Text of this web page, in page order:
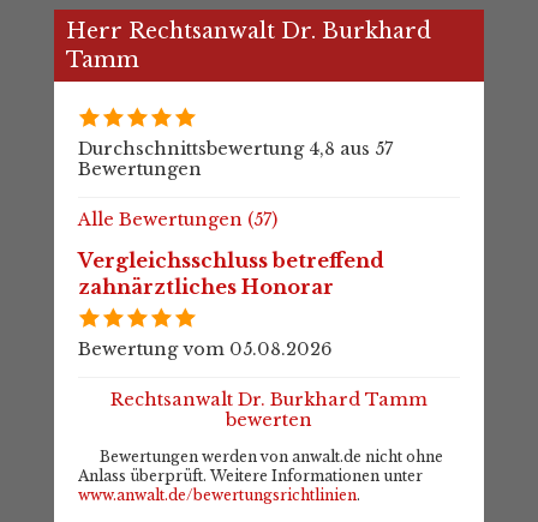
Herr Rechtsanwalt Dr. Burkhard
Tamm
Durchschnittsbewertung 4,8 aus 57
Bewertungen
Alle Bewertungen (57)
Vergleichsschluss betreffend
zahnärztliches Honorar
Bewertung vom 05.08.2026
Rechtsanwalt Dr. Burkhard Tamm
bewerten
Bewertungen werden von anwalt.de nicht ohne
Anlass überprüft. Weitere Informationen unter
www.anwalt.de/bewertungsrichtlinien.